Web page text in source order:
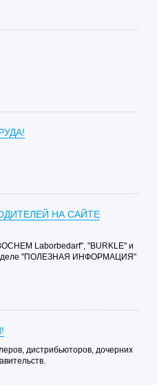
НА САЙТЕ
Laborbedarf", "BURKLE" и
"ПОЛЕЗНАЯ ИНФОРМАЦИЯ"
дистрибьюторов, дочерних